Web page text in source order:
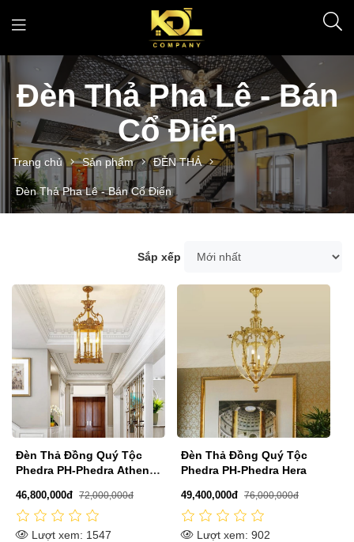
Đèn Thả Pha Lê - Bán
Cổ Điển
Trang chủ Sản phẩm ĐÈN THẢ
Đèn Thả Pha Lê - Bán Cổ Điển
Sắp xếp
Đèn Thả Đồng Quý Tộc
Phedra PH-Phedra Athena
46,800,000đ 72,000,000đ
Lượt xem: 1547
Đèn Thả Đồng Quý Tộc
Phedra PH-Phedra Hera
49,400,000đ 76,000,000đ
Lượt xem: 902